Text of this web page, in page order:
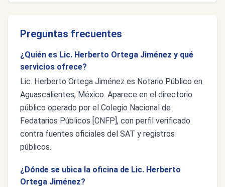
Preguntas frecuentes
¿Quién es Lic. Herberto Ortega Jiménez y qué
servicios ofrece?
Lic. Herberto Ortega Jiménez es Notario Público en
Aguascalientes, México. Aparece en el directorio
público operado por el Colegio Nacional de
Fedatarios Públicos [CNFP], con perfil verificado
contra fuentes oficiales del SAT y registros
públicos.
¿Dónde se ubica la oficina de Lic. Herberto
Ortega Jiménez?